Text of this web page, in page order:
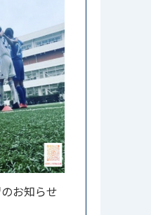
お知らせ